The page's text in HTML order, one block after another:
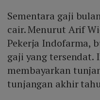
Sementara gaji
cair. Menurut Arif
Pekerja Indofarma,
gaji yang tersendat.
membayarkan
tunjangan akhir